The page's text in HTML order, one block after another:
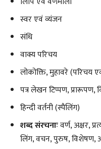
स्वर एवं व्यंजन
संधि
वाक्य परिचय
लोकोक्ति, मुहावरे (परिचय
पत्र लेखन टिप्पण, प्रारूपण,
हिन्दी वर्तनी (स्पैलिंग)
शब्द संरचनाःवर्ण, अक्षर,
लिंग, वचन, पुरुष, विशेषण,